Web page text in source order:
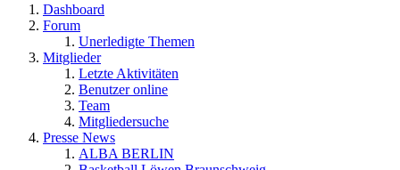
Dashboard
Forum
Unerledigte Themen
Mitglieder
Letzte Aktivitäten
Benutzer online
Team
Mitgliedersuche
Presse News
ALBA BERLIN